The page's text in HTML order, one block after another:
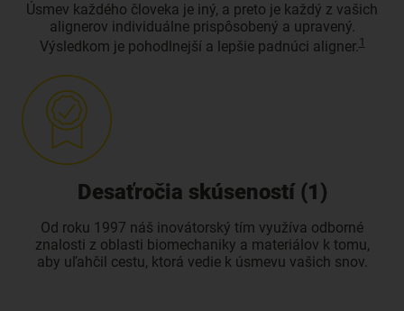
Úsmev každého človeka je iný, a preto je každý z vašich
alignerov individuálne prispôsobený a upravený.
Výsledkom je pohodlnejší a lepšie padnúci aligner.1
Desaťročia skúseností (1)
Od roku 1997 náš inovátorský tím využíva odborné
znalosti z oblasti biomechaniky a materiálov k tomu,
aby uľahčil cestu, ktorá vedie k úsmevu vašich snov.